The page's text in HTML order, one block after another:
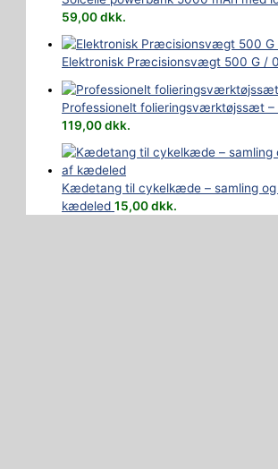
59,00dkk.
Elektronisk Præcisionsvægt 500 G /
Professionelt folieringsværktøjssæt –
119,00dkk.
Kædetang til cykelkæde – samling
kædeled 15,00dkk.